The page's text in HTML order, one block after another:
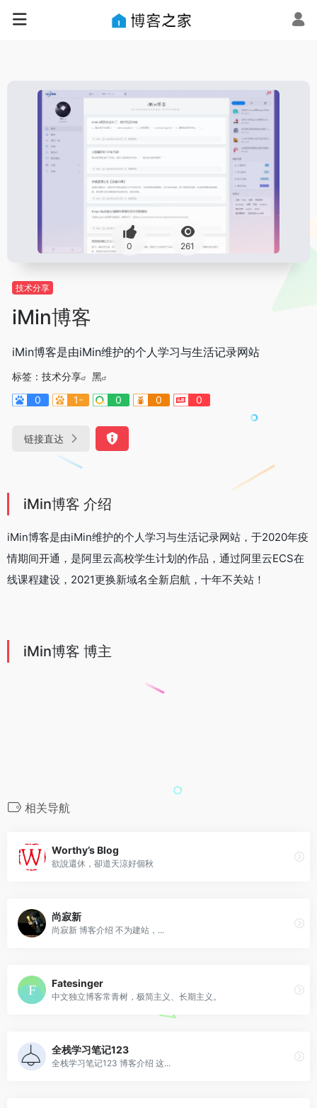
0 261
技术分享
iMin博客
iMin博客是由iMin维护的个人学习与生活记录网站
标签： 技术分享
黑
0
1- 0 0 0
链接直达
iMin博客 介绍
iMin博客是由iMin维护的个人学习与生活记录网站，于2020年疫
情期间开通，是阿里云高校学生计划的作品，通过阿里云ECS在
线课程建设，2021更换新域名全新启航，十年不关站！
iMin博客 博主
相关导航
Worthy’s Blog
欲說還休，卻道天涼好個秋
尚寂新
尚寂新 博客介绍 不为建站，...
Fatesinger
中文独立博客常青树，极简主义、长期主义。
全栈学习笔记123
全栈学习笔记123 博客介绍 这...